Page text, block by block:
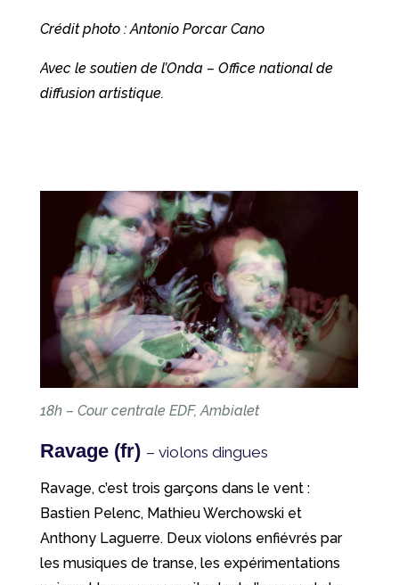
Crédit photo : Antonio Porcar Cano
Avec le soutien de l’Onda – Office national de
diffusion artistique.
18h – Cour centrale EDF, Ambialet
Ravage (fr) – violons dingues
Ravage, c’est trois garçons dans le vent :
Bastien Pelenc, Mathieu Werchowski et
Anthony Laguerre. Deux violons enfiévrés par
les musiques de transe, les expérimentations